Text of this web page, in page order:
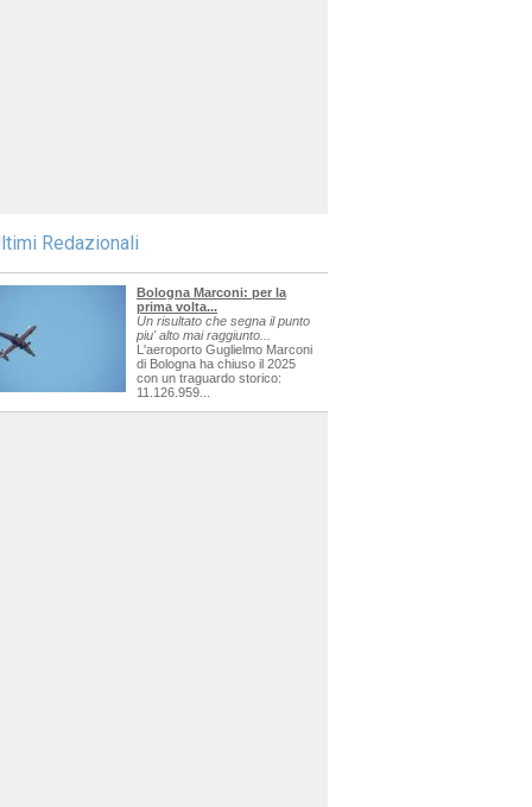
Redazionali
Bologna Marconi: per la
prima volta...
Un risultato che segna il punto
piu' alto mai raggiunto...
L'aeroporto Guglielmo Marconi
di Bologna ha chiuso il 2025
con un traguardo storico:
11.126.959...